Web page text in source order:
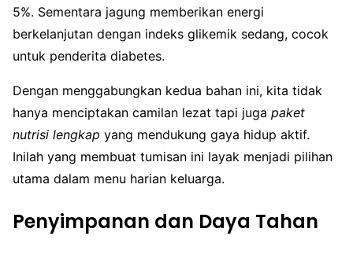
5%. Sementara jagung memberikan energi
berkelanjutan dengan indeks glikemik sedang, cocok
untuk penderita diabetes.
Dengan menggabungkan kedua bahan ini, kita tidak
hanya menciptakan camilan lezat tapi juga paket
nutrisi lengkap yang mendukung gaya hidup aktif.
Inilah yang membuat tumisan ini layak menjadi pilihan
utama dalam menu harian keluarga.
Penyimpanan dan Daya Tahan